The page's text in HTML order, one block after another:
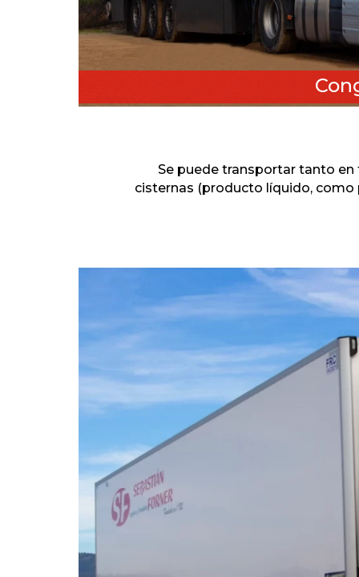
Se puede transportar tanto
cisternas (producto líquido, como